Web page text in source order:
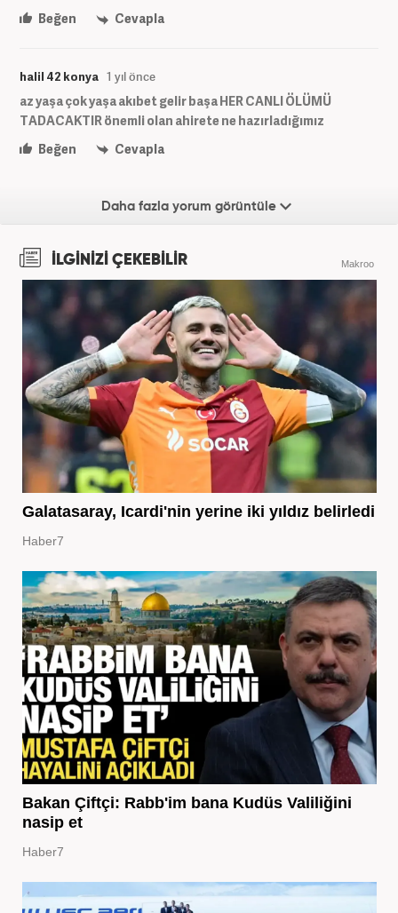
Beğen
Cevapla
halil 42 konya 1 yıl önce
az yaşa çok yaşa akıbet gelir başa HER CANLI ÖLÜMÜ
TADACAKTIR önemli olan ahirete ne hazırladığımız
Beğen
Cevapla
Daha fazla yorum görüntüle
İLGİNİZİ ÇEKEBİLİR Makroo
Galatasaray, Icardi'nin yerine iki yıldız belirledi
Haber7
Bakan Çiftçi: Rabb'im bana Kudüs Valiliğini
nasip et
Haber7